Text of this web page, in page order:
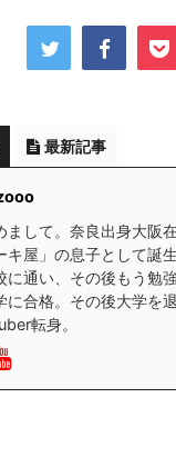
最新記事
まして。奈良出身大阪
キ屋」の息子として
に通い、その後もう勉
に合格。その後大学を
転身。